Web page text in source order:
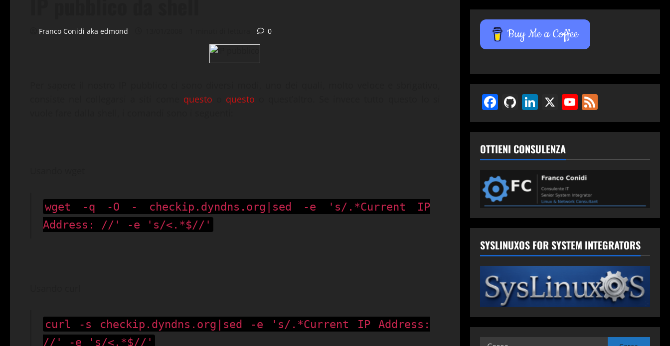
Franco Conidi aka edmond 0
questo questo
wget -q -O - checkip.dyndns.org|sed -e 's/.*Current IP
Address: //' -e 's/<.*$//'
curl -s checkip.dyndns.org|sed -e 's/.*Current IP Address:
//' -e 's/<.*$//'
Buy Me a Coffee
Facebook
GitHub
LinkedIn
X YouTube
Feed
OTTIENI CONSULENZA
SYSLINUXOS FOR SYSTEM INTEGRATORS
Ricerca